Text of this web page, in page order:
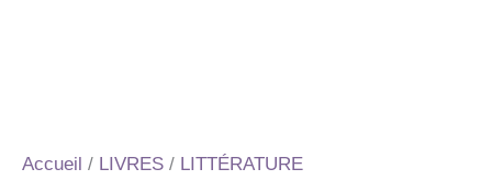
Accueil / LIVRES / LITTÉRATURE